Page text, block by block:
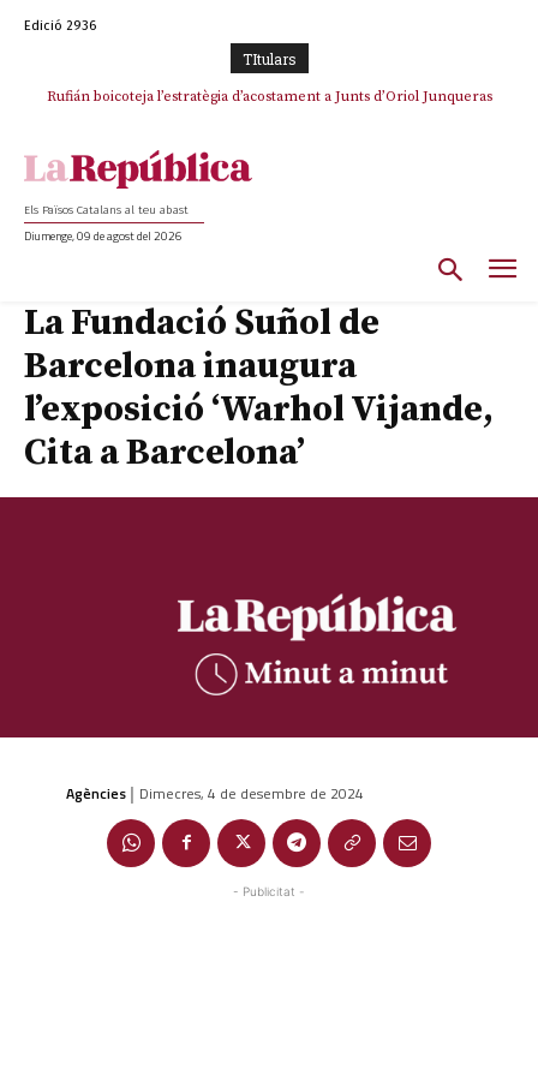
Edició 2936
TItulars
Rufián boicoteja l’estratègia d’acostament a Junts d’Oriol Junqueras
Rufián dinamita la unitat independentista amb un atac frontal al retorn
Els Països Catalans al teu abast
Diumenge, 09 de agost del 2026
La Fundació Suñol de
Barcelona inaugura
l’exposició ‘Warhol Vijande,
Cita a Barcelona’
Agències | Dimecres, 4 de desembre de 2024
- Publicitat -